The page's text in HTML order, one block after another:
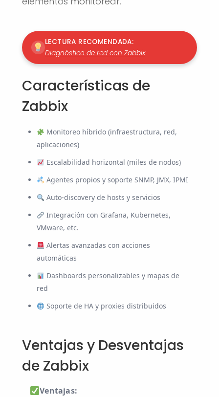
LECTURA RECOMENDADA:
Diagnóstico de red con Zabbix
Características de
Zabbix
Monitoreo híbrido (infraestructura, red,
aplicaciones)
Escalabilidad horizontal (miles de nodos)
Agentes propios y soporte SNMP, JMX, IPMI
Auto-discovery de hosts y servicios
Integración con Grafana, Kubernetes,
VMware, etc.
Alertas avanzadas con acciones
automáticas
Dashboards personalizables y mapas de
red
Soporte de HA y proxies distribuidos
Ventajas y Desventajas
de Zabbix
Ventajas: